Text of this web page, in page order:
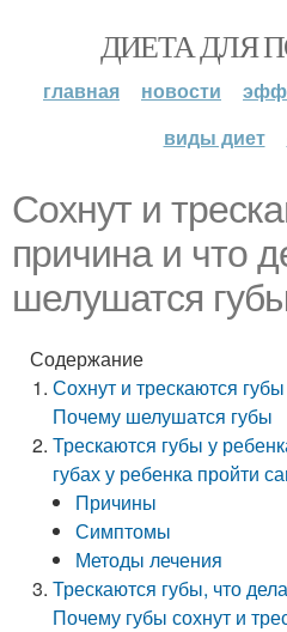
ДИЕТА ДЛЯ
главная новости
виды диет
Сохнут и
причина и что
шелушатся
Содержание
Сохнут и трескаются
Почему шелушатся губы
Трескаются губы у
губах у ребенка пройти
Причины
Симптомы
Методы лечения
Трескаются губы, что
Почему губы сохнут и